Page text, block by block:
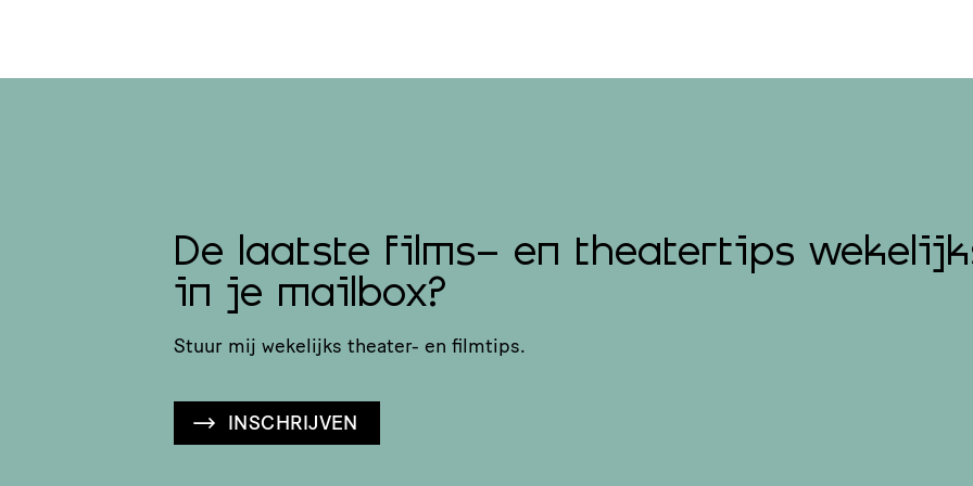
De laatste films- en theatertips
in je mailbox?
Stuur mij wekelijks theater- en filmtips.
INSCHRIJVEN